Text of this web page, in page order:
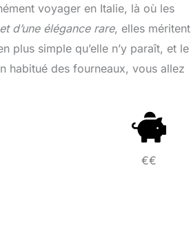
voyager en Italie, là où les
d’une élégance rare, elles méritent
plus simple qu’elle n’y paraît, et le
habitué des fourneaux, vous allez
€€